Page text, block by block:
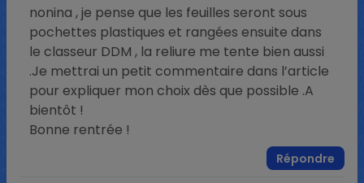
nonina , je pense que les feuilles seront sous
pochettes plastiques et rangées ensuite dans
le classeur DDM , la reliure me tente bien aussi
.Je mettrai un petit commentaire dans l’article
pour expliquer mon choix dès que possible .A
bientôt !
Bonne rentrée !
Répondre